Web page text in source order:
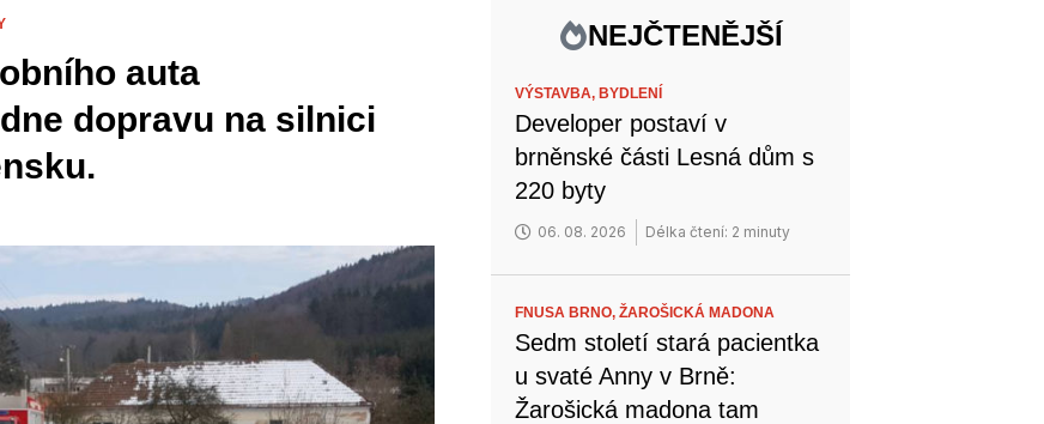
auta
dopravu na silnici
NEJČTENĚJŠÍ
VÝSTAVBA, BYDLENÍ
Developer postaví v
brněnské části Lesná dům s
220 byty
06. 08. 2026 Délka čtení: 2 minuty
FNUSA BRNO,ŽAROŠICKÁ MADONA
Sedm století stará pacientka
u svaté Anny v Brně:
Žarošická madona tam